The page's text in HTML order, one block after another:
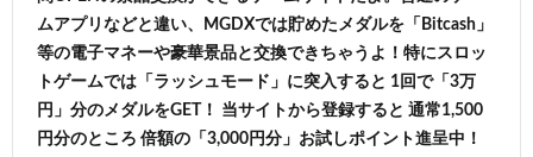
ムアプリなどと違い、MGDXでは貯めたメダルを「Bitcash」
等の電子マネーや豪華景品と交換できちゃうよ！特にスロッ
トゲームでは「ラッシュモード」に突入すると 1回で「3万
円」分のメダルをGET！ 当サイトから登録すると 通常1,500
円分のところ 倍額の「3,000円分」お試しポイント進呈中！